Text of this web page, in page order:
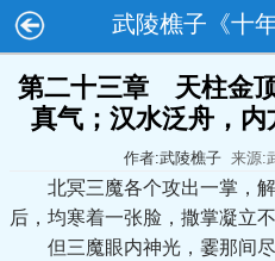
武陵樵子《十
第二十三章 天柱金
真气；汉水泛舟，
作者:武陵樵子 来源:
北冥三魔各个攻出一掌，解
后，均寒着一张脸，撒掌凝立不
但三魔眼内神光，霎那间尽